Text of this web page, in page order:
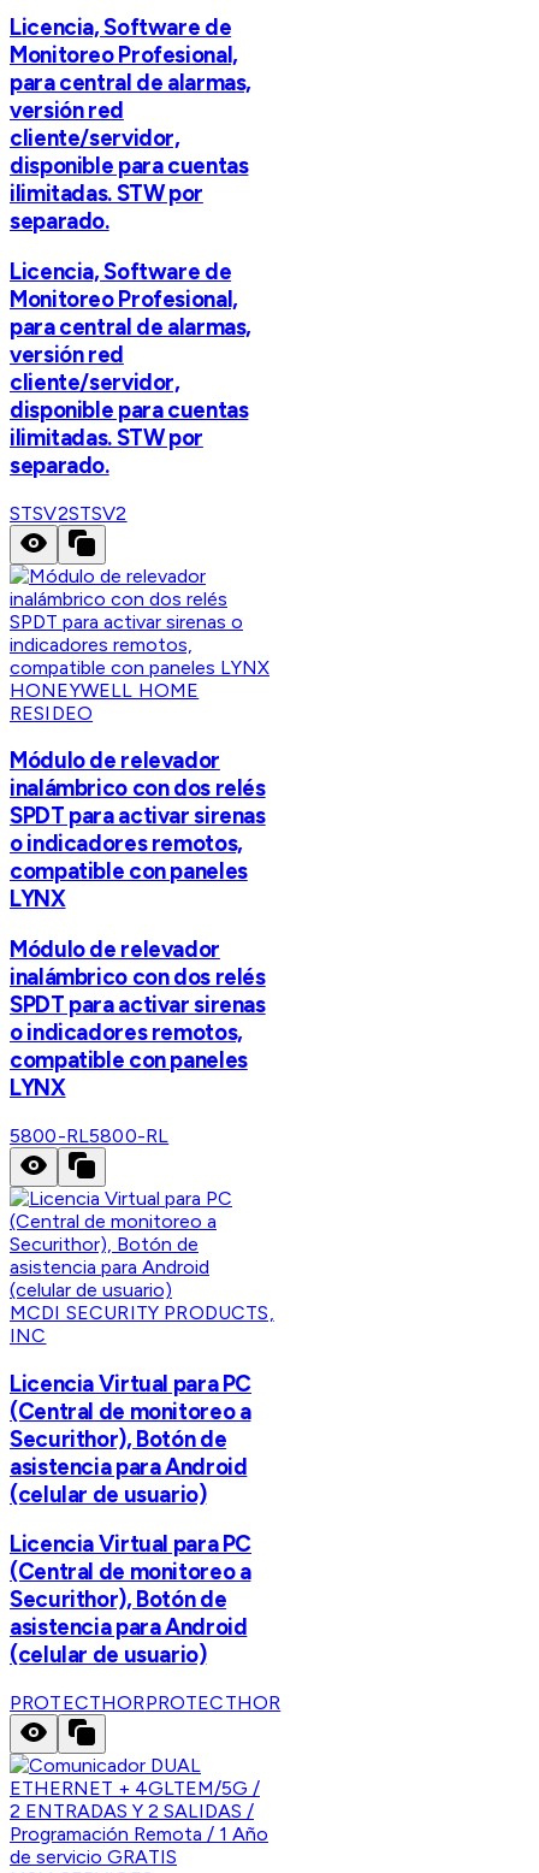
Licencia, Software de
Monitoreo Profesional,
para central de alarmas,
versión red
cliente/servidor,
disponible para cuentas
ilimitadas. STW por
separado.
Licencia, Software de
Monitoreo Profesional,
para central de alarmas,
versión red
cliente/servidor,
disponible para cuentas
ilimitadas. STW por
separado.
STSV2STSV2
HONEYWELL HOME
RESIDEO
Módulo de relevador
inalámbrico con dos relés
SPDT para activar sirenas
o indicadores remotos,
compatible con paneles
LYNX
Módulo de relevador
inalámbrico con dos relés
SPDT para activar sirenas
o indicadores remotos,
compatible con paneles
LYNX
5800-RL5800-RL
MCDI SECURITY PRODUCTS,
INC
Licencia Virtual para PC
(Central de monitoreo a
Securithor), Botón de
asistencia para Android
(celular de usuario)
Licencia Virtual para PC
(Central de monitoreo a
Securithor), Botón de
asistencia para Android
(celular de usuario)
PROTECTHORPROTECTHOR